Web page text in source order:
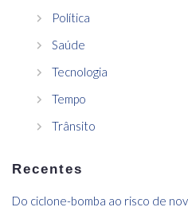
Política
Saúde
Tecnologia
Tempo
Trânsito
Recentes
Do ciclone-bomba ao risco de